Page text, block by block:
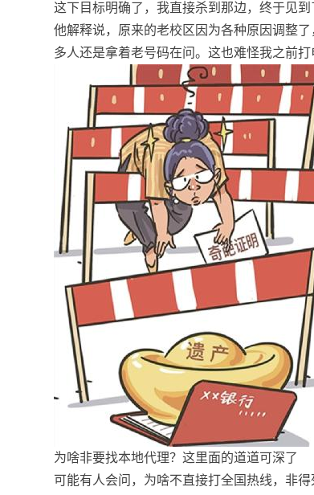
这下目标明确了，我直接杀到那边，终于见
他解释说，原来的老校区因为各种原因调整
多人还是拿着老号码在问。这也难怪我之前打
为啥非要找本地代理？这里面的道道可深了
可能有人会问，为啥不直接打全国热线，非